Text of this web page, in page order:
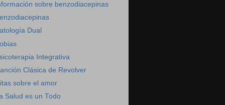
sobre benzodiacepinas
Dual
Integrativa
Clásica de Revolver
sobre el amor
Salud es un Todo